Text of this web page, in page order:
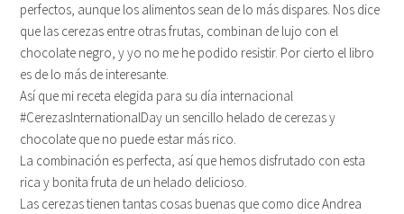
perfectos, aunque los alimentos sean de lo más dispares. Nos dice
que las cerezas entre otras frutas, combinan de lujo con el
chocolate negro, y yo no me he podido resistir. Por cierto el libro
es de lo más de interesante.
Así que mi receta elegida para su día internacional
#CerezasInternationalDay un sencillo helado de cerezas y
chocolate que no puede estar más rico.
La combinación es perfecta, así que hemos disfrutado con esta
rica y bonita fruta de un helado delicioso.
Las cerezas tienen tantas cosas buenas que como dice Andrea